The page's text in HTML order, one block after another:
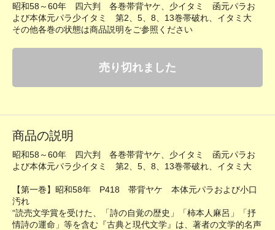
昭和58～60年 四六判 各巻帯背ヤケ、少イタミ 函元パラお
よび本体元パラ少イタミ 第2、5、8、13巻帯破れ、イタミ大
その他各巻の状態は商品説明をご参照ください
売り切れました
商品の説明
昭和58～60年 四六判 各巻帯背ヤケ、少イタミ 函元パラお
よび本体元パラ少イタミ 第2、5、8、13巻帯破れ、イタミ大
【第一巻】昭和58年 P418 帯背ヤケ 本体元パラおよび小口
汚れ
“読売文学賞を受けた、「詩の自覚の歴史」「柿本人麻呂」「抒
情詩の運命」等を含む『古典と現代文学』は、著者の文学的名声